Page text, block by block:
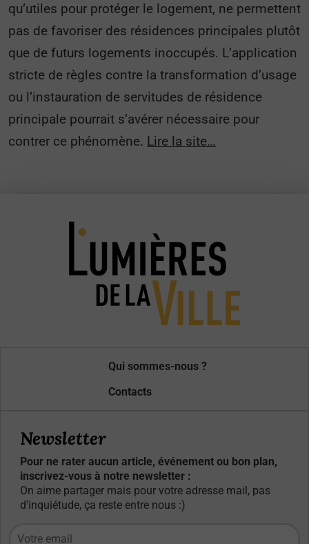
qu’utiles pour protéger le logement, ne permettent
pas de favoriser des résidences principales plutôt
que de futurs logements inoccupés. L’application
stricte de règles contre la transformation d’usage
ou l’instauration de servitudes de résidence
principale pourrait s’avérer nécessaire pour
contrer ce phénomène. Lire la site…
Qui sommes-nous ?
Contacts
Newsletter
Pour ne rater aucun article, événement ou bon plan,
inscrivez-vous à notre newsletter :
On aime partager mais pour votre adresse mail, pas
d’inquiétude, ça reste entre nous :)